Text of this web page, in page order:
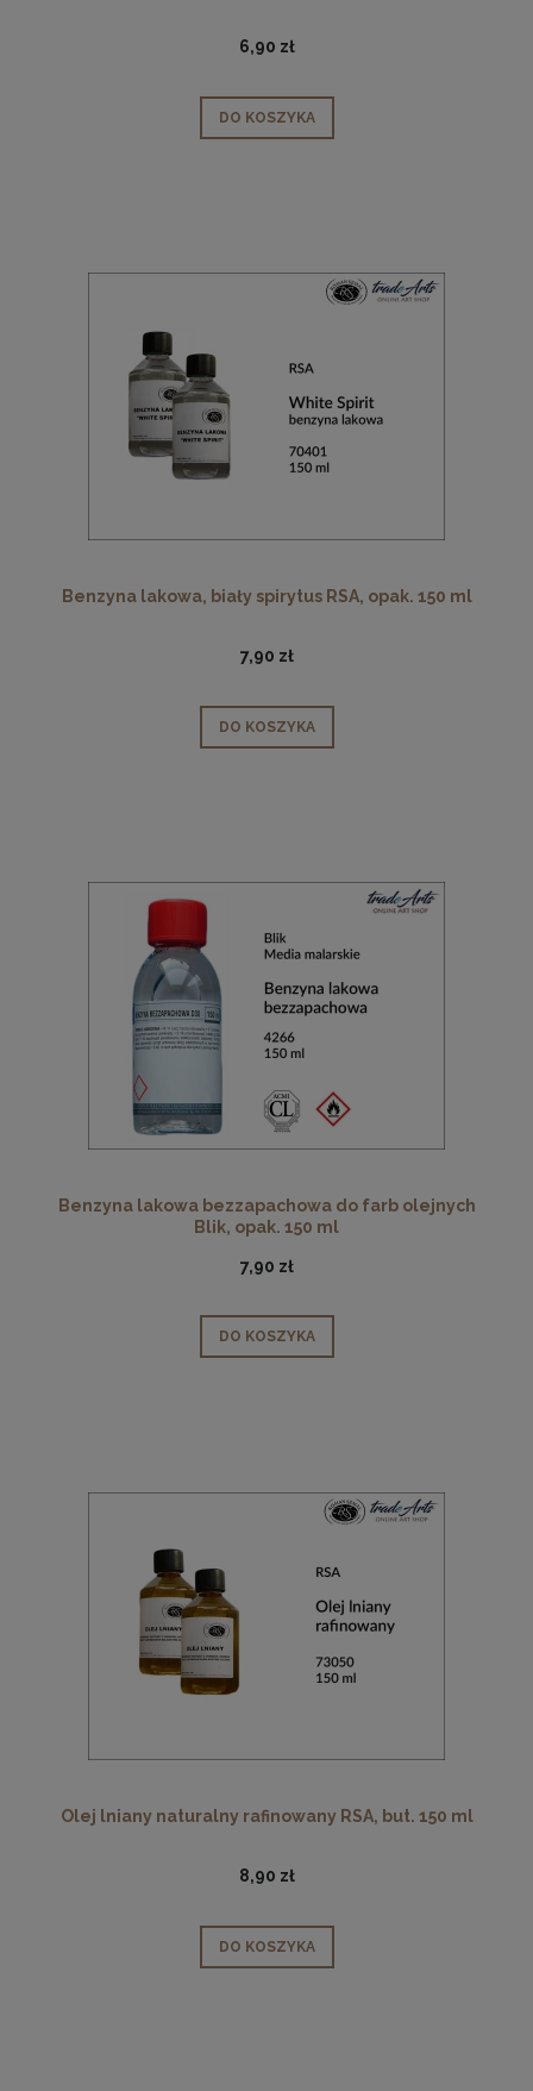
6,90 zł
DO KOSZYKA
Benzyna lakowa, biały spirytus RSA, opak. 150 ml
7,90 zł
DO KOSZYKA
Benzyna lakowa bezzapachowa do farb olejnych
Blik, opak. 150 ml
7,90 zł
DO KOSZYKA
Olej lniany naturalny rafinowany RSA, but. 150 ml
8,90 zł
DO KOSZYKA